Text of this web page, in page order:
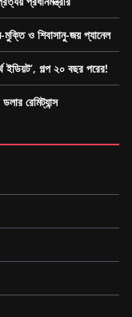
মুক্তি ও শিবাসানু-জয় প্যানেল
ইডিয়ট’, গল্প ২০ বছর পরের!
রেমিট্যান্স